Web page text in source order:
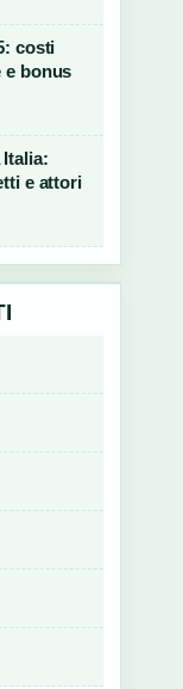
costi
e bonus
e attori